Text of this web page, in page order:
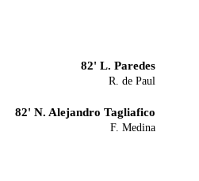
82' L. Paredes
R. de Paul
82' N. Alejandro Tagliafico
F. Medina